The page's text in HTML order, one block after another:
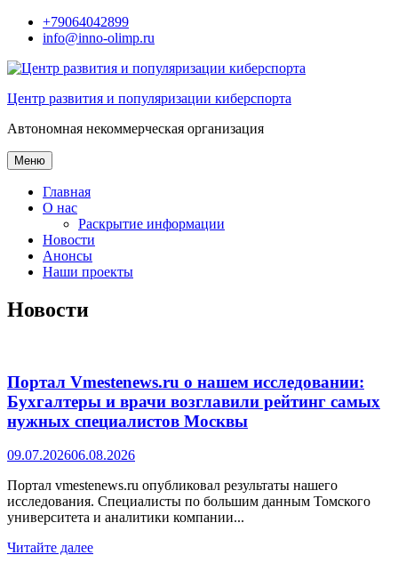
Перейти+79064042899
info@inno-olimp.ru
Центр развития и популяризации киберспорта
Автономная некоммерческая организация
Меню
Главная
О нас
Раскрытие информации
Новости
Анонсы
Наши проекты
Новости
Портал Vmestenews.ru о нашем исследовании:
Бухгалтеры и врачи возглавили рейтинг самых
нужных специалистов Москвы
09.07.202606.08.2026
Портал vmestenews.ru опубликовал результаты нашего
исследования. Специалисты по большим данным Томского
университета и аналитики компании...
Читайте далее